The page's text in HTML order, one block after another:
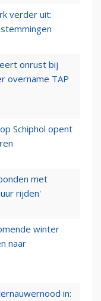
verder uit:
onrust bij
overname TAP
Schiphol opent
met
rijden'
winter
naar
in: